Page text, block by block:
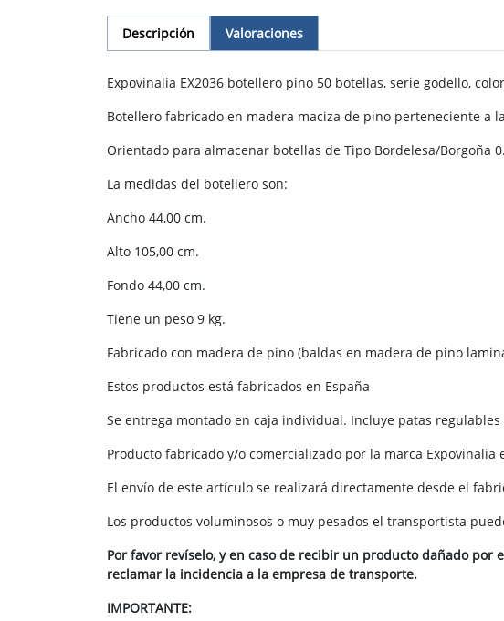
Descripción Valoraciones
Expovinalia EX2036 botellero pino 50 botellas, serie godello,
Botellero fabricado en madera maciza de pino perteneciente a
Orientado para almacenar botellas de Tipo Bordelesa/Borgoña
La medidas del botellero son:
Ancho 44,00 cm.
Alto 105,00 cm.
Fondo 44,00 cm.
Tiene un peso 9 kg.
Fabricado con madera de pino (baldas en madera de pino
Estos productos está fabricados en España
Se entrega montado en caja individual. Incluye patas regulables
Producto fabricado y/o comercializado por la marca
El envío de este artículo se realizará directamente desde el
Los productos voluminosos o muy pesados el transportista
Por favor revíselo, y en caso de recibir un producto dañado
reclamar la incidencia a la empresa de transporte.
IMPORTANTE: